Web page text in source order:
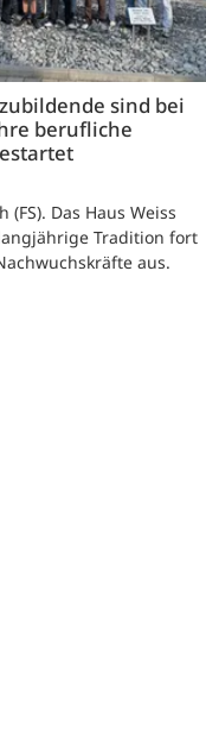
sind bei
berufliche
Das Haus Weiss
Tradition fort
aus.